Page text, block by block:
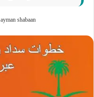
ayman shabaan